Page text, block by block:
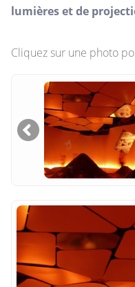
lumières et de
Cliquez sur une photo